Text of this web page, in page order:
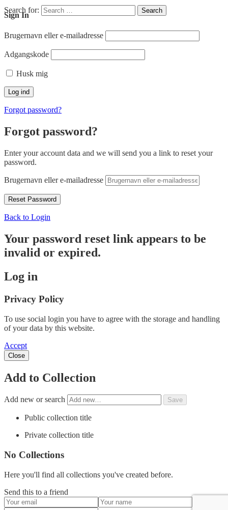
Search for: Search
Sign In
Brugernavn eller e-mailadresse
Adgangskode
Husk mig
Forgot password?
Forgot password?
Enter your account data and we will send you a link to reset your
password.
Brugernavn eller e-mailadresse
Back to Login
Your password reset link appears to be
invalid or expired.
Log in
Privacy Policy
To use social login you have to agree with the storage and handling
of your data by this website.
Accept
Close
Add to Collection
Add new or search
Public collection title
Private collection title
No Collections
Here you'll find all collections you've created before.
Send this to a friend